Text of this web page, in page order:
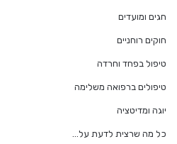
חגים ומועדים
חוקים רוחניים
טיפול בפחד וחרדה
טיפולים ברפואה משלימה
יוגה ומדיטציה
כל מה שרצית לדעת על…